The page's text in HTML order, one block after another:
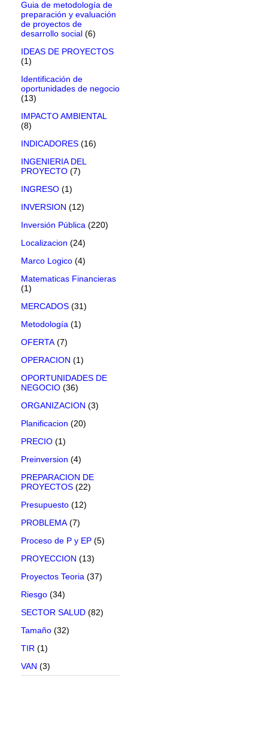
Guia de metodología de
preparación y evaluación
de proyectos de
desarrollo social (6)
IDEAS DE PROYECTOS
(1)
Identificación de
oportunidades de negocio
(13)
IMPACTO AMBIENTAL
(8)
INDICADORES (16)
INGENIERIA DEL
PROYECTO (7)
INGRESO (1)
INVERSION (12)
Inversión Pública (220)
Localizacion (24)
Marco Logico (4)
Matematicas Financieras
(1)
MERCADOS (31)
Metodología (1)
OFERTA (7)
OPERACION (1)
OPORTUNIDADES DE
NEGOCIO (36)
ORGANIZACION (3)
Planificacion (20)
PRECIO (1)
Preinversion (4)
PREPARACION DE
PROYECTOS (22)
Presupuesto (12)
PROBLEMA (7)
Proceso de P y EP (5)
PROYECCION (13)
Proyectos Teoria (37)
Riesgo (34)
SECTOR SALUD (82)
Tamaño (32)
TIR (1)
VAN (3)